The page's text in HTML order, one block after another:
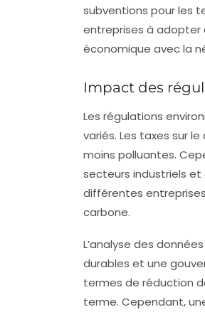
subventions pour les
entreprises à adopter
économique avec la
Impact des
Les régulations
variés. Les taxes sur
moins polluantes.
secteurs industriels
différentes
carbone.
L’analyse des
durables et une
termes de réduction
terme. Cependant,